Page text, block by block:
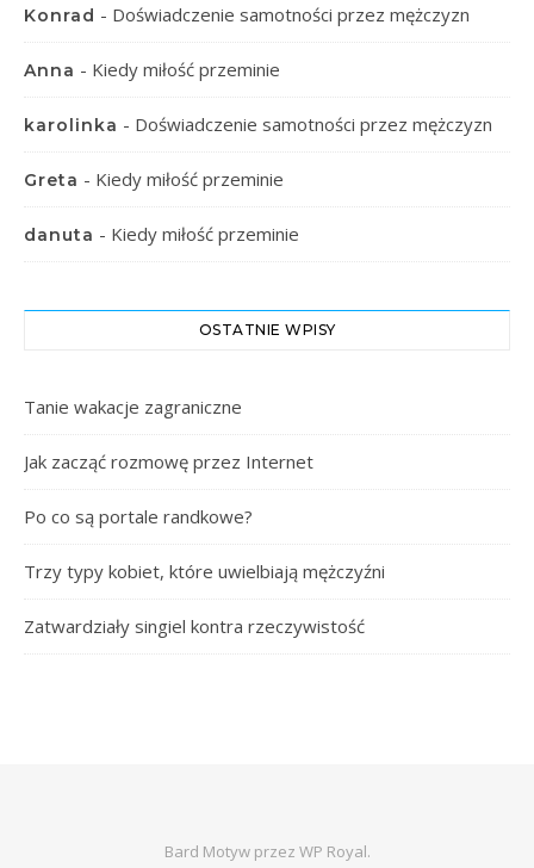
Konrad - Doświadczenie samotności przez mężczyzn
Anna - Kiedy miłość przeminie
karolinka - Doświadczenie samotności przez mężczyzn
Greta - Kiedy miłość przeminie
danuta - Kiedy miłość przeminie
OSTATNIE WPISY
Tanie wakacje zagraniczne
Jak zacząć rozmowę przez Internet
Po co są portale randkowe?
Trzy typy kobiet, które uwielbiają mężczyźni
Zatwardziały singiel kontra rzeczywistość
Bard Motyw przez WP Royal.